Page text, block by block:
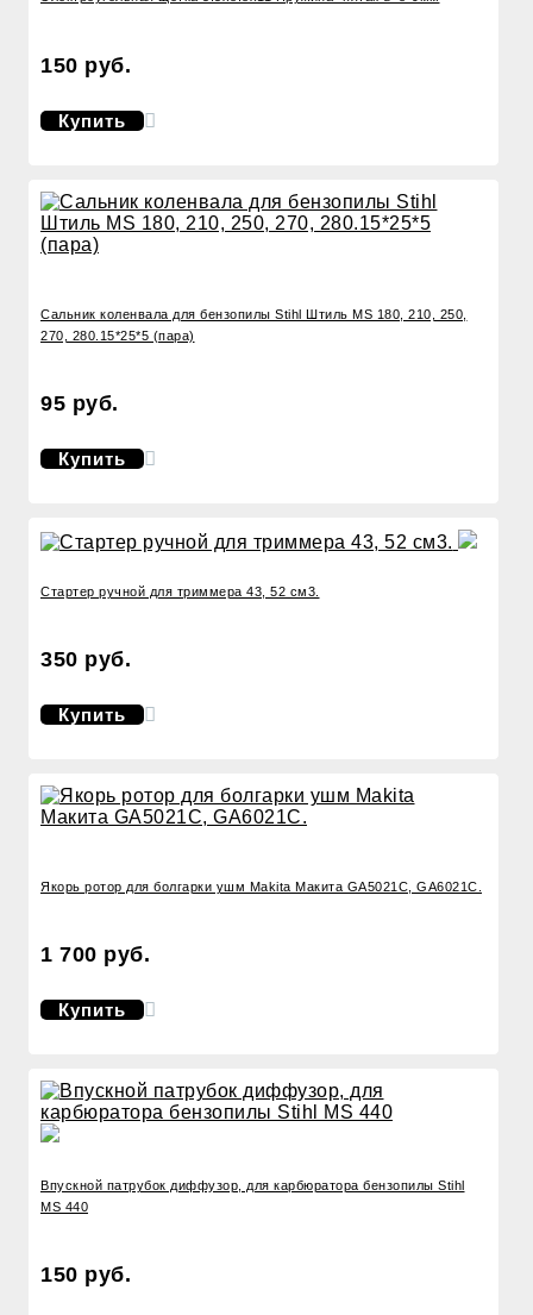
150 руб.
Купить
Сальник коленвала для бензопилы Stihl Штиль MS 180, 210, 250,
270, 280.15*25*5 (пара)
95 руб.
Купить
Стартер ручной для триммера 43, 52 см3.
350 руб.
Купить
Якорь ротор для болгарки ушм Makita Макита GA5021C, GA6021C.
1 700 руб.
Купить
Впускной патрубок диффузор, для карбюратора бензопилы Stihl
MS 440
150 руб.